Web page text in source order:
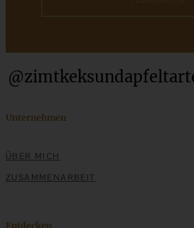
Einfache Sauerteigbrötchen mit
Unternehmen
ÜBER MICH
ZUSAMMENARBEIT
Entdecken